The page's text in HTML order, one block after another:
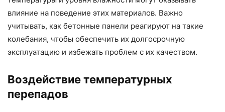
влияние на поведение этих материалов. Важно
учитывать, как бетонные панели реагируют на такие
колебания, чтобы обеспечить их долгосрочную
эксплуатацию и избежать проблем с их качеством.
Воздействие температурных
перепадов